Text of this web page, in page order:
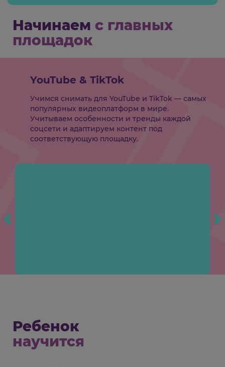
Начинаем с главных
площадок
YouTube & TikTok
Учимся снимать для YouTube и TikTok — самых
популярных видеоплатформ в мире.
Учитываем особенности и тренды каждой
соцсети и адаптируем контент под
соответствующую площадку.
Ребенок
научится